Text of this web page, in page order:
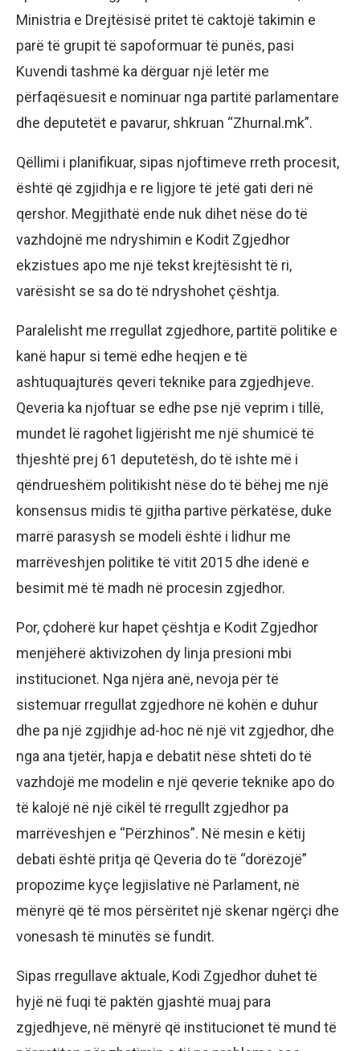
Ministria e Drejtësisë pritet të caktojë takimin e
parë të grupit të sapoformuar të punës, pasi
Kuvendi tashmë ka dërguar një letër me
përfaqësuesit e nominuar nga partitë parlamentare
dhe deputetët e pavarur, shkruan “Zhurnal.mk”.
Qëllimi i planifikuar, sipas njoftimeve rreth procesit,
është që zgjidhja e re ligjore të jetë gati deri në
qershor. Megjithatë ende nuk dihet nëse do të
vazhdojnë me ndryshimin e Kodit Zgjedhor
ekzistues apo me një tekst krejtësisht të ri,
varësisht se sa do të ndryshohet çështja.
Paralelisht me rregullat zgjedhore, partitë politike e
kanë hapur si temë edhe heqjen e të
ashtuquajturës qeveri teknike para zgjedhjeve.
Qeveria ka njoftuar se edhe pse një veprim i tillë,
mundet lë ragohet ligjërisht me një shumicë të
thjeshtë prej 61 deputetësh, do të ishte më i
qëndrueshëm politikisht nëse do të bëhej me një
konsensus midis të gjitha partive përkatëse, duke
marrë parasysh se modeli është i lidhur me
marrëveshjen politike të vitit 2015 dhe idenë e
besimit më të madh në procesin zgjedhor.
Por, çdoherë kur hapet çështja e Kodit Zgjedhor
menjëherë aktivizohen dy linja presioni mbi
institucionet. Nga njëra anë, nevoja për të
sistemuar rregullat zgjedhore në kohën e duhur
dhe pa një zgjidhje ad-hoc në një vit zgjedhor, dhe
nga ana tjetër, hapja e debatit nëse shteti do të
vazhdojë me modelin e një qeverie teknike apo do
të kalojë në një cikël të rregullt zgjedhor pa
marrëveshjen e “Përzhinos”. Në mesin e këtij
debati është pritja që Qeveria do të “dorëzojë”
propozime kyçe legjislative në Parlament, në
mënyrë që të mos përsëritet një skenar ngërçi dhe
vonesash të minutës së fundit.
Sipas rregullave aktuale, Kodi Zgjedhor duhet të
hyjë në fuqi të paktën gjashtë muaj para
zgjedhjeve, në mënyrë që institucionet të mund të